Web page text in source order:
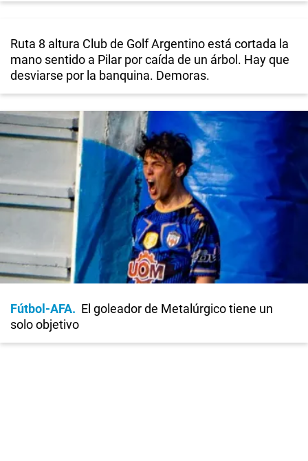
Ruta 8 altura Club de Golf Argentino está cortada la
mano sentido a Pilar por caída de un árbol. Hay que
desviarse por la banquina. Demoras.
Fútbol-AFA
El goleador de Metalúrgico tiene un
solo objetivo